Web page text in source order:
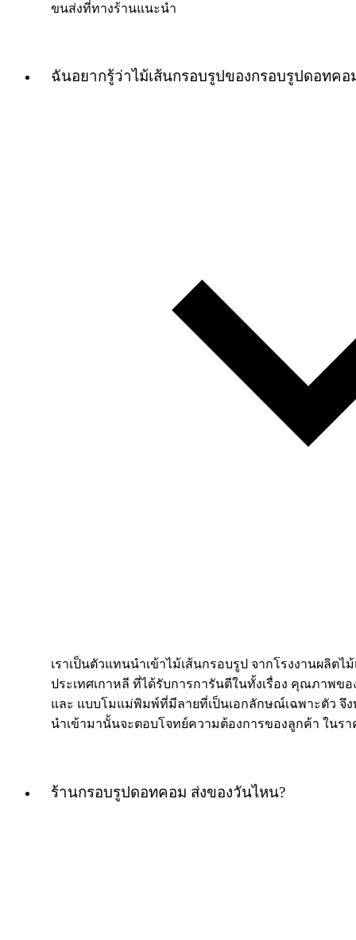
ขนส่งที่ทางร้านแนะนำ
ฉันอยากรู้ว่าไม้เส้นกรอบรูปของกรอบรูปดอทคอ
เราเป็นตัวแทนนำเข้าไม้เส้นกรอบรูป จากโรงงานผลิตไ
ประเทศเกาหลี ที่ได้รับการการันตีในทั้งเรื่อง คุณภาพข
และ แบบโมแม่พิมพ์ที่มีลายที่เป็นเอกลักษณ์เฉพาะตัว จึง
นำเข้ามานั้นจะตอบโจทย์ความต้องการของลูกค้า ในรา
ร้านกรอบรูปดอทคอม ส่งของวันไหน?